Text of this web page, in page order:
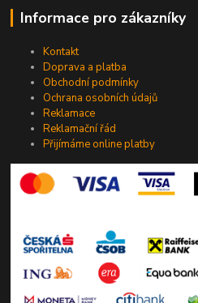
Informace pro zákazníky
Kontakt
Doprava a platba
Obchodní podmínky
Ochrana osobních údajů
Reklamace
Reklamační řád
Přijímáme online platby